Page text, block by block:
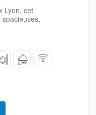
Lyon, cet